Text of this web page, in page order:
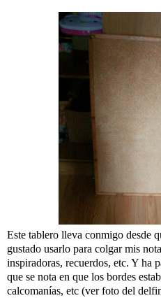
Este tablero lleva conmigo desde
gustado usarlo para colgar mis
inspiradoras, recuerdos, etc. Y ha
que se nota en que los bordes
calcomanías, etc (ver foto del